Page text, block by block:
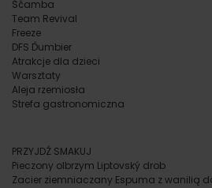
Ščamba
Team Revival
Freeze
DFS Ďumbier
Atrakcje dla dzieci
Warsztaty
Aleja rzemiosła
Strefa gastronomiczna
PRZYJDŹ SMAKUJ
Pieczony olbrzym Liptovský drob
Zacier ziemniaczany Espuma z wanilią